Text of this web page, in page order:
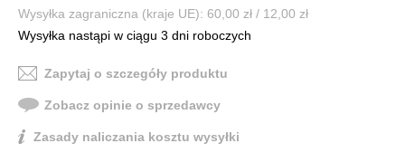
Wysyłka zagraniczna (kraje UE): 60,00 zł / 12,00 zł
Wysyłka nastąpi w ciągu 3 dni roboczych
Zapytaj o szczegóły produktu
Zobacz opinie o sprzedawcy
Zasady naliczania kosztu wysyłki